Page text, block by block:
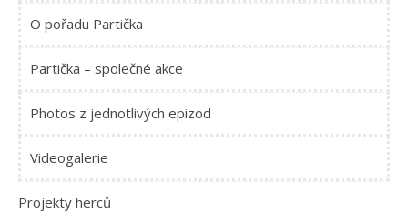
O pořadu Partička
Partička – společné akce
Photos z jednotlivých epizod
Videogalerie
Projekty herců